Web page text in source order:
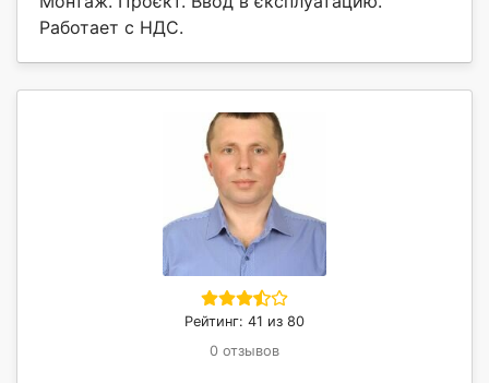
Работает с НДС.
Рейтинг: 41 из 80
0 отзывов